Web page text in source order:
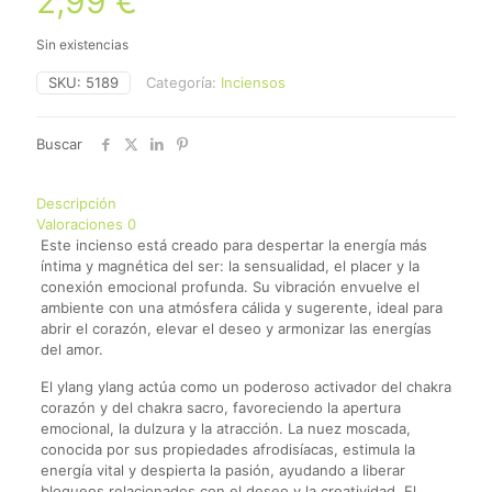
Sin existencias
SKU: 5189 Categoría: Inciensos
Buscar
Descripción
Valoraciones 0
Este incienso está creado para despertar la energía más
íntima y magnética del ser: la sensualidad, el placer y la
conexión emocional profunda. Su vibración envuelve el
ambiente con una atmósfera cálida y sugerente, ideal para
abrir el corazón, elevar el deseo y armonizar las energías
del amor.
El ylang ylang actúa como un poderoso activador del chakra
corazón y del chakra sacro, favoreciendo la apertura
emocional, la dulzura y la atracción. La nuez moscada,
conocida por sus propiedades afrodisíacas, estimula la
energía vital y despierta la pasión, ayudando a liberar